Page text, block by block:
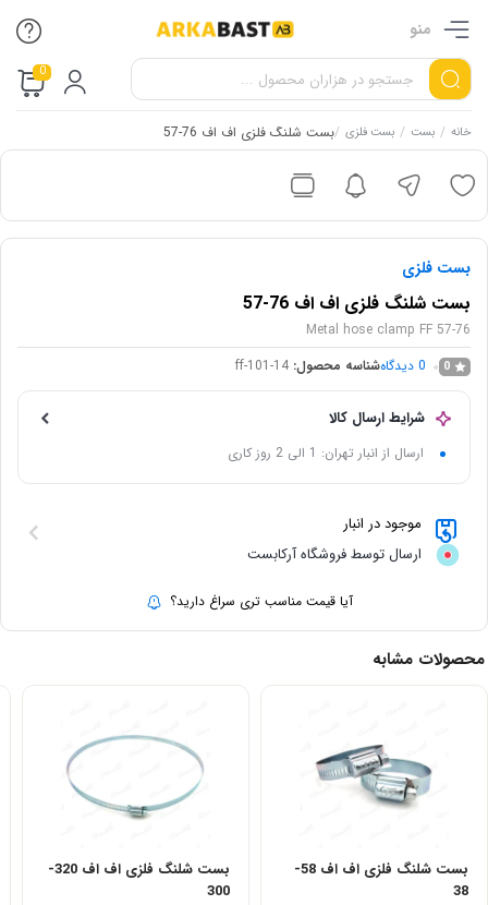
منو
0
خانه / بست / بست فلزی /بست شلنگ فلزی اف اف 76-57
بست فلزی
بست شلنگ فلزی اف اف 76-57
Metal hose clamp FF 57-76
0
0 دیدگاهشناسه محصول: ff-101-14
شرایط ارسال کالا
ارسال از انبار تهران: 1 الی 2 روز کاری
موجود در انبار
ارسال توسط فروشگاه آرکابست
آیا قیمت مناسب تری سراغ دارید؟
محصولات مشابه
بست شلنگ فلزی اف اف 58-
38
بست شلنگ فلزی اف اف 320-
300